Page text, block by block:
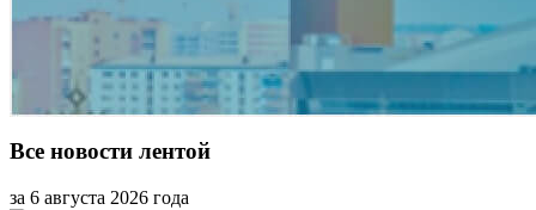
Все новости лентой
за 6 августа 2026 года